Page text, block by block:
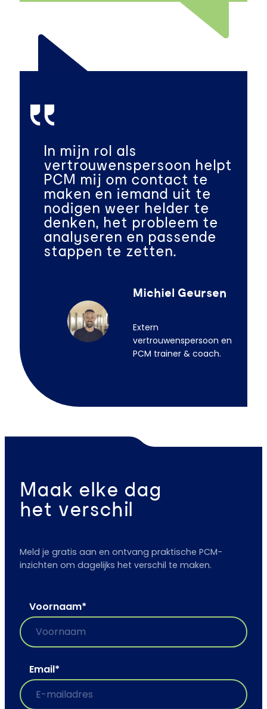
In mijn rol als
vertrouwenspersoon helpt
PCM mij om contact te
maken en iemand uit te
nodigen weer helder te
denken, het probleem te
analyseren en passende
stappen te zetten.
Michiel Geursen
Extern
vertrouwenspersoon en
PCM trainer & coach.
Maak elke dag
het verschil
Meld je gratis aan en ontvang praktische PCM-
inzichten om dagelijks het verschil te maken.
Voornaam*
Email*